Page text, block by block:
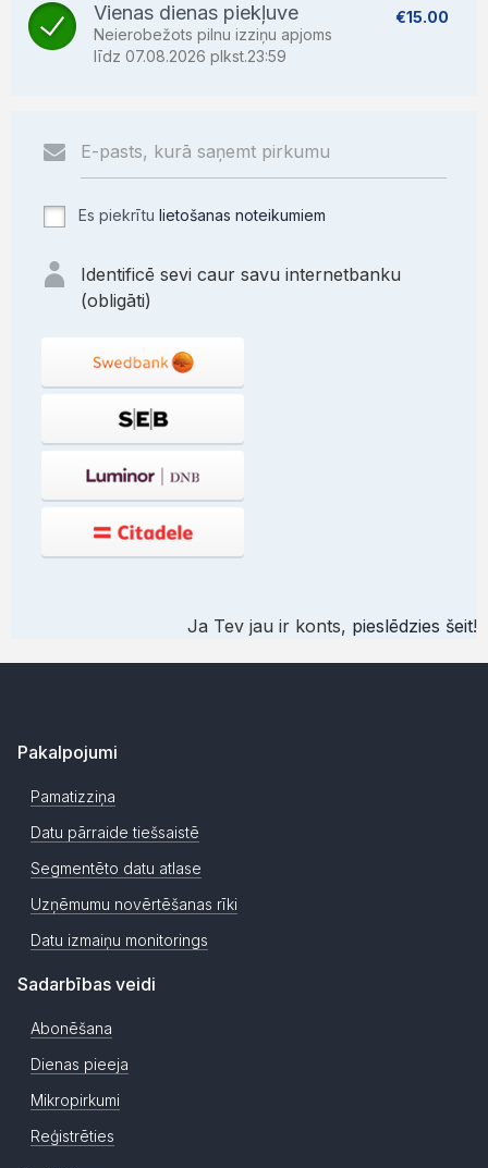
€15.00
Vienas dienas piekļuve
Neierobežots pilnu izziņu apjoms
līdz 07.08.2026 plkst.23:59
Es piekrītu lietošanas noteikumiem
Identificē sevi caur savu internetbanku
(obligāti)
Ja Tev jau ir konts, pieslēdzies šeit!
Pakalpojumi
Pamatizziņa
Datu pārraide tiešsaistē
Segmentēto datu atlase
Uzņēmumu novērtēšanas rīki
Datu izmaiņu monitorings
Sadarbības veidi
Abonēšana
Dienas pieeja
Mikropirkumi
Reģistrēties